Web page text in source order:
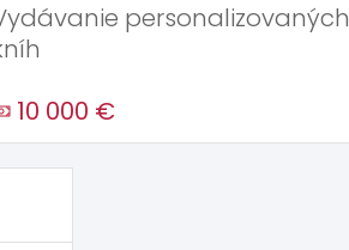
personalizovaných
10 000 €